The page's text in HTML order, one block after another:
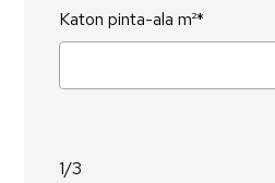
Katon pinta-ala m²*
1/3